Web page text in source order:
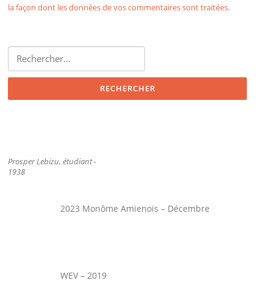
la façon dont les données de vos commentaires sont traitées.
Rechercher :
Prosper Lebizu, étudiant -
1938
2023 Monôme Amienois – Décembre
WEV – 2019